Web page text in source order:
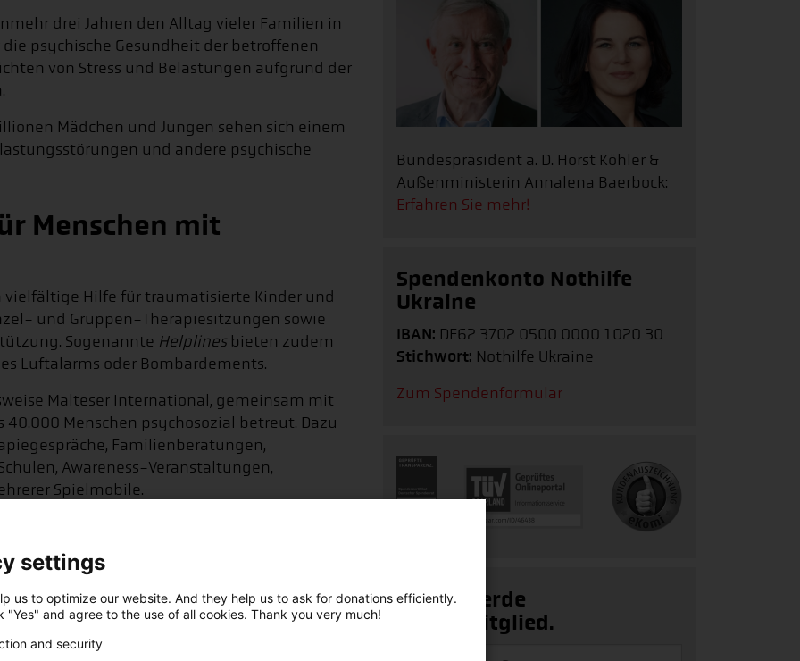
drei Jahren den Alltag vieler Familien in
psychische Gesundheit der betroffenen
von Stress und Belastungen aufgrund der
Mädchen und Jungen sehen sich einem
und andere psychische
Menschen mit
Hilfe für traumatisierte Kinder und
und Gruppen-Therapiesitzungen sowie
Sogenannte Helplinesbieten zudem
Luftalarms oder Bombardements.
Malteser International, gemeinsam mit
Menschen psychosozial betreut. Dazu
Familienberatungen,
Awareness-Veranstaltungen,
Spielmobile.
ersten Tag
aus der Ukraine vom ersten Tag an: im
und in den Ländern, in denen sie Schutz
Millionen Euro an Spenden für die Nothilfe
dringend gebraucht. So haben
Bundespräsident a. D. Horst Köhler &
Außenministerin Annalena Baerbock:
Erfahren Sie mehr!
Spendenkonto Nothilfe
Ukraine
IBAN: DE62 3702 0500 0000 1020 30
Stichwort: Nothilfe Ukraine
Zum Spendenformular
Ja, ich werde
Fördermitglied.
settings
us to optimize our website. And they help us to ask for donations efficiently.
"Yes" and agree to the use of all cookies. Thank you very much!
and security